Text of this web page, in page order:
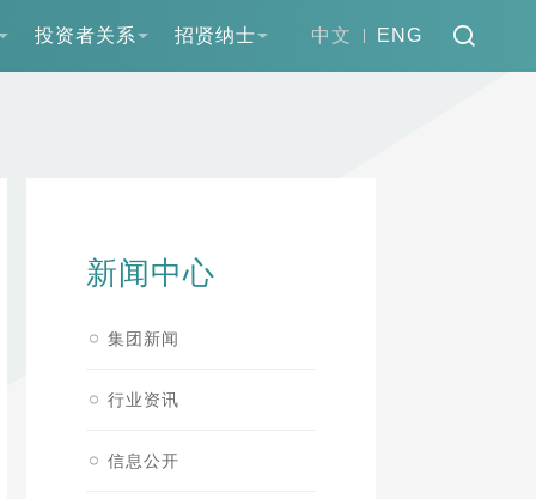
中文 ENG
投资者关系 招贤纳士
新闻中心
集团新闻
行业资讯
信息公开